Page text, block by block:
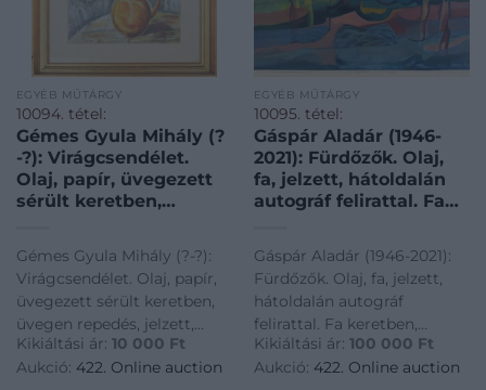
EGYÉB MŰTÁRGY
10094. tétel:
Gémes Gyula Mihály (?
-?): Virágcsendélet.
Olaj, papír, üvegezett
sérült keretben,
Gémes Gyula Mihály (?-?):
Virágcsendélet. Olaj, papír,
üvegezett sérült keretben,
üvegen repedés, jelzett,
48x38cm<a
href="https://www.darabanth.com/hu/gyorsarveres/422/
Kikiáltási ár: 10 000 Ft
Aukció: 422. Online auction
EGYÉB MŰTÁRGY
10095. tétel:
Gáspár Aladár (1946-
2021): Fürdőzők. Olaj,
fa, jelzett, hátoldalán
autográf felirattal. Fa
Gáspár Aladár (1946-2021):
Fürdőzők. Olaj, fa, jelzett,
hátoldalán autográf
felirattal. Fa keretben,
84,5×104 cm<a
href="https://
Kikiáltási ár: 100 000 Ft
Aukció: 422. Online auction